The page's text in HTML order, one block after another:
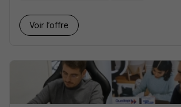
Voir l’offre